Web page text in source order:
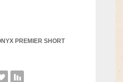
PREMIER SHORT